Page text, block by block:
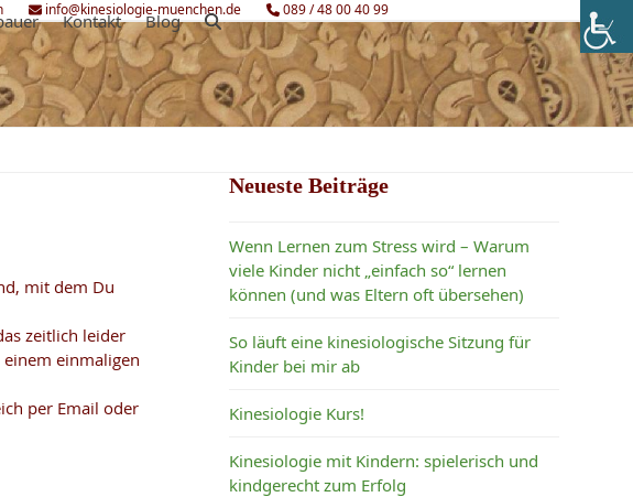
info@kinesiologie-muenchen.de 089 / 48 00 40 99
Kontakt Blog
mit dem Du
zeitlich leider
einmaligen
per Email oder
Neueste Beiträge
Wenn Lernen zum Stress wird – Warum
viele Kinder nicht „einfach so“ lernen
können (und was Eltern oft übersehen)
So läuft eine kinesiologische Sitzung für
Kinder bei mir ab
Kinesiologie Kurs!
Kinesiologie mit Kindern: spielerisch und
kindgerecht zum Erfolg